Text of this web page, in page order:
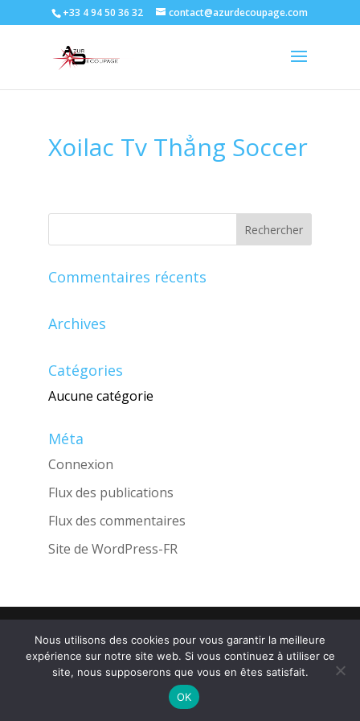
+33 4 94 50 36 32 contact@azurdecoupage.com
Xoilac Tv Thẳng Soccer
Commentaires récents
Archives
Catégories
Aucune catégorie
Méta
Connexion
Flux des publications
Flux des commentaires
Site de WordPress-FR
Nous utilisons des cookies pour vous garantir la meilleure
expérience sur notre site web. Si vous continuez à utiliser ce
site, nous supposerons que vous en êtes satisfait.
OK